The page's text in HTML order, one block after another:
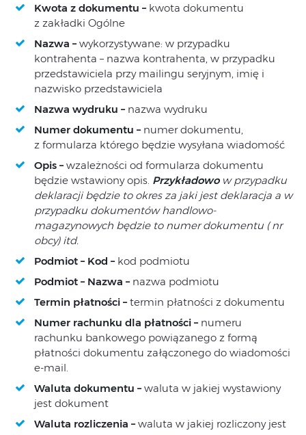
Kwota z dokumentu – kwota dokumentu
z zakładki Ogólne
Nazwa – wykorzystywane: w przypadku
kontrahenta – nazwa kontrahenta, w przypadku
przedstawiciela przy mailingu seryjnym, imię i
nazwisko przedstawiciela
Nazwa wydruku – nazwa wydruku
Numer dokumentu – numer dokumentu,
z formularza którego będzie wysyłana wiadomość
Opis – wzależności od formularza dokumentu
będzie wstawiony opis. Przykładowow przypadku
deklaracji będzie to okres za jaki jest deklaracja a w
przypadku dokumentów handlowo-
magazynowych będzie to numer dokumentu ( nr
obcy) itd.
Podmiot – Kod – kod podmiotu
Podmiot – Nazwa – nazwa podmiotu
Termin płatności – termin płatności z dokumentu
Numer rachunku dla płatności – numeru
rachunku bankowego powiązanego z formą
płatności dokumentu załączonego do wiadomości
e-mail.
Waluta dokumentu – waluta w jakiej wystawiony
jest dokument
Waluta rozliczenia – waluta w jakiej rozliczony jest